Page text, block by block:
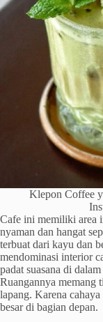
Klepon Coffee
Cafe ini memiliki area
nyaman dan hangat
terbuat dari kayu dan
mendominasi interior
padat suasana di
Ruangannya memang
lapang. Karena
besar di bagian depan.